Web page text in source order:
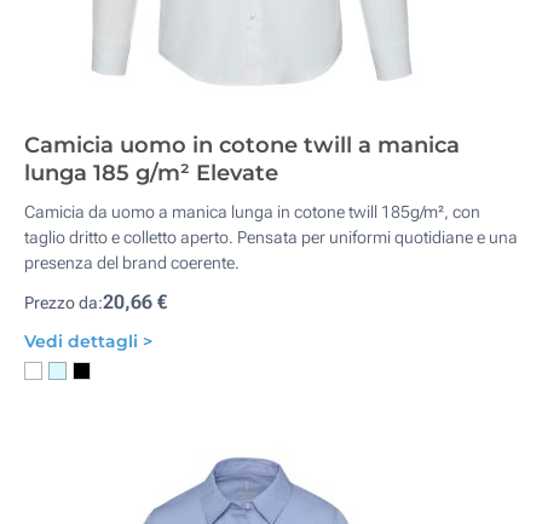
Camicia uomo in cotone twill a manica
lunga 185 g/m² Elevate
Camicia da uomo a manica lunga in cotone twill 185g/m², con
taglio dritto e colletto aperto. Pensata per uniformi quotidiane e una
presenza del brand coerente.
Prezzo da:20,66 €
Vedi dettagli >